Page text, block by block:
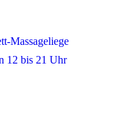
Massageliege
12 bis 21 Uhr